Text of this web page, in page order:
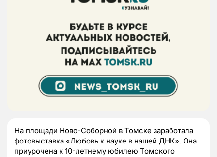
На площади Ново-Соборной в Томске заработала
фотовыставка «Любовь к науке в нашей ДНК». Она
приурочена к 10-летнему юбилею Томского